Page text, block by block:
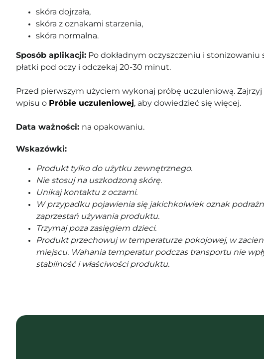
skóra dojrzała,
skóra z oznakami starzenia,
skóra normalna.
Sposób aplikacji: Po dokładnym oczyszczeniu i stonizowaniu
płatki pod oczy i odczekaj 20-30 minut.
Przed pierwszym użyciem wykonaj próbę uczuleniową.
wpisu o Próbie uczuleniowej, aby dowiedzieć się więcej.
Data ważności: na opakowaniu.
Wskazówki:
Produkt tylko do użytku zewnętrznego.
Nie stosuj na uszkodzoną skórę.
Unikaj kontaktu z oczami.
W przypadku pojawienia się jakichkolwiek oznak
zaprzestań używania produktu.
Trzymaj poza zasięgiem dzieci.
Produkt przechowuj w temperaturze pokojowej, w
miejscu. Wahania temperatur podczas transportu nie
stabilność i właściwości produktu.